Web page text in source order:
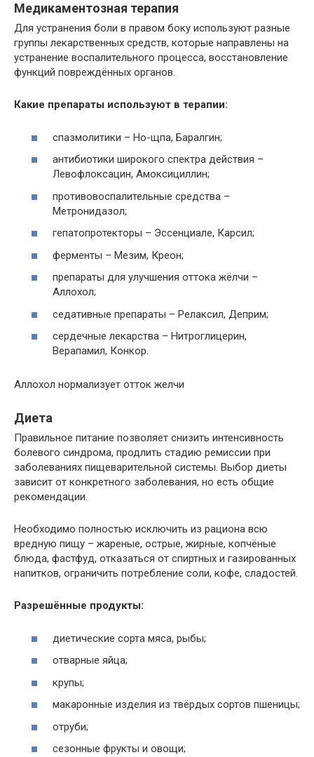
Медикаментозная терапия
Для устранения боли в правом боку используют разные
группы лекарственных средств, которые направлены на
устранение воспалительного процесса, восстановление
функций повреждённых органов.
Какие препараты используют в терапии:
спазмолитики – Но-щпа, Баралгин;
антибиотики широкого спектра действия –
Левофлоксацин, Амоксициллин;
противовоспалительные средства –
Метронидазол;
гепатопротекторы – Эссенциале, Карсил;
ферменты – Мезим, Креон;
препараты для улучшения оттока жёлчи –
Аллохол;
седативные препараты – Релаксил, Деприм;
сердечные лекарства – Нитроглицерин,
Верапамил, Конкор.
Аллохол нормализует отток желчи
Диета
Правильное питание позволяет снизить интенсивность
болевого синдрома, продлить стадию ремиссии при
заболеваниях пищеварительной системы. Выбор диеты
зависит от конкретного заболевания, но есть общие
рекомендации.
Необходимо полностью исключить из рациона всю
вредную пищу – жареные, острые, жирные, копчёные
блюда, фастфуд, отказаться от спиртных и газированных
напитков, ограничить потребление соли, кофе, сладостей.
Разрешённые продукты:
диетические сорта мяса, рыбы;
отварные яйца;
крупы;
макаронные изделия из твёрдых сортов пшеницы;
отруби;
сезонные фрукты и овощи;